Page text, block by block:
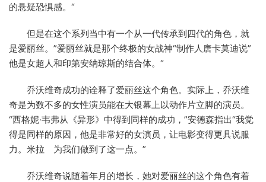
的悬疑恐惧感。“
但是在这个系列当中有一个从一代传承到四代的角色，就
是爱丽丝。”爱丽丝就是那个终极的女战神“制作人唐卡莫迪说”
他是女超人和印第安纳琼斯的结合体。“
乔沃维奇成功的诠释了爱丽丝这个角色。实际上，乔沃维
奇是为数不多的女性演员能在大银幕上以动作片立脚的演员。
“西格妮·韦弗从《异形》中得到同样的成功，”安德森指出“我觉
得是同样的原因，他是非常好的女演员，让电影变得更具说服
力。米拉 为我们做到了这一点。”
乔沃维奇说随着年月的增长，她对爱丽丝的这个角色有着